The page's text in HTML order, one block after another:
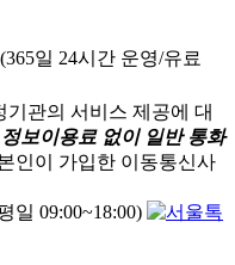
일 24시간 운영/유료
기관의 서비스 제공에 대
보이용료 없이 일반 통화
인이 가입한 이동통신사
일 09:00~18:00)